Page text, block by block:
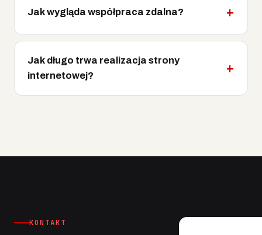
Jak wygląda współpraca zdalna?
Jak długo trwa realizacja strony
internetowej?
KONTAKT